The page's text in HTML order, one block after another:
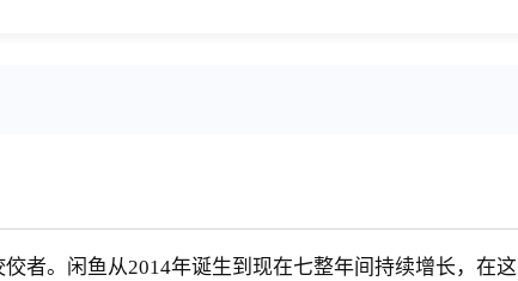
者。闲鱼从2014年诞生到现在七整年间持续增长，在